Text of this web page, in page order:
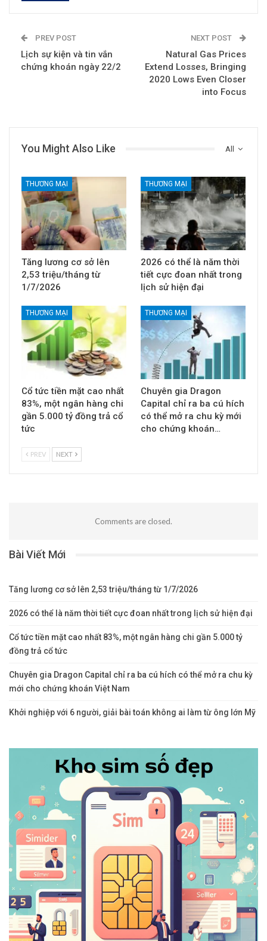
PREV POST
Lịch sự kiện và tin vắn
chứng khoán ngày 22/2
NEXT POST
Natural Gas Prices
Extend Losses, Bringing
2020 Lows Even Closer
into Focus
All
You Might Also Like
THƯƠNG MẠI
Tăng lương cơ sở lên
2,53 triệu/tháng từ
1/7/2026
THƯƠNG MẠI
2026 có thể là năm thời
tiết cực đoan nhất trong
lịch sử hiện đại
THƯƠNG MẠI
Cổ tức tiền mặt cao nhất
83%, một ngân hàng chi
gần 5.000 tỷ đồng trả cổ
tức
THƯƠNG MẠI
Chuyên gia Dragon
Capital chỉ ra ba cú hích
có thể mở ra chu kỳ mới
cho chứng khoán…
PREV NEXT
Comments are closed.
Bài Viết Mới
Tăng lương cơ sở lên 2,53 triệu/tháng từ 1/7/2026
2026 có thể là năm thời tiết cực đoan nhất trong lịch sử hiện đại
Cổ tức tiền mặt cao nhất 83%, một ngân hàng chi gần 5.000 tỷ
đồng trả cổ tức
Chuyên gia Dragon Capital chỉ ra ba cú hích có thể mở ra chu kỳ
mới cho chứng khoán Việt Nam
Khởi nghiệp với 6 người, giải bài toán không ai làm từ ông lớn Mỹ